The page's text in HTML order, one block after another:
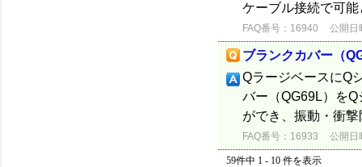
ケーブル接続で可
FAQ番号：16940 公開日
ブランクカバー（
QラージベースにQ
バー（QG69L）を
ができ、振動・衝
FAQ番号：16933 公開日
59件中 1 - 10 件を表示